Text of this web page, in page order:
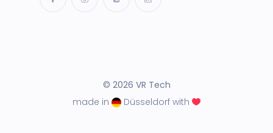
© 2026 VR Tech
made in
Düsseldorf with